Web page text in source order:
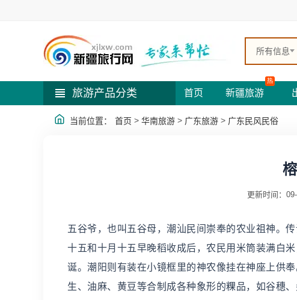
所有信息
旅游产品分类 首页 新疆旅游
热
当前位置： 首页 > 华南旅游 > 广东旅游 > 广东民风民俗
更新时间：
五谷爷，也叫五谷母，潮汕民间崇奉的农业祖神。
十五和十月十五早晚稻收成后，农民用米筒装满白
诞。潮阳则有装在小镜框里的神农像挂在神座上供
生、油麻、黄豆等合制成各种象形的粿品，如谷穗